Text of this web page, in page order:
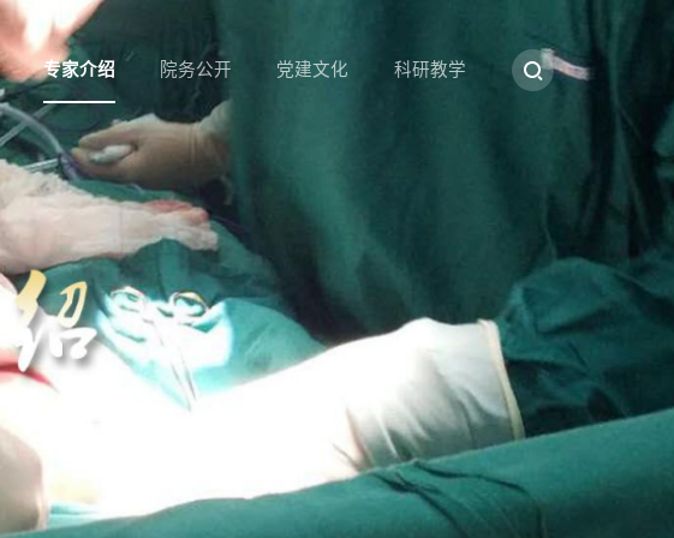
专家介绍 院务公开 党建文化 科研教学